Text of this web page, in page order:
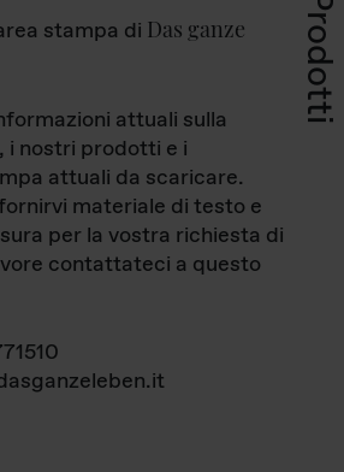
Prodotti
stampa di Das ganze
attuali sulla
i nostri prodotti e i
attuali da scaricare.
materiale di testo e
per la vostra richiesta di
contattateci a questo